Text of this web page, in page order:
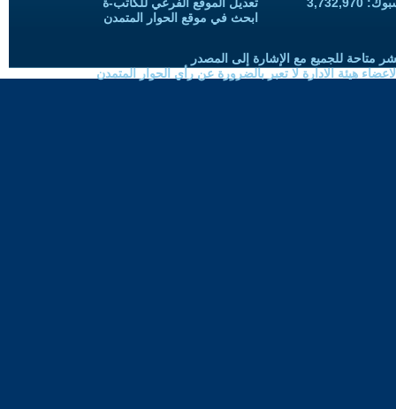
ابحث في موقع الحوار المتمدن
متاحة للجميع مع الإشارة إلى المصدر
هيئة الادارة لا تعبر بالضرورة عن رأي الحوار المتمدن